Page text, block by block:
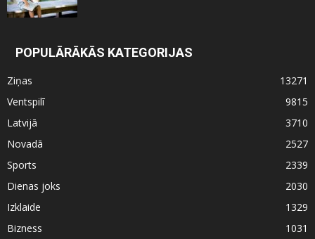
POPULĀRĀKĀS KATEGORIJAS
Ziņas
13271
Ventspilī
9815
Latvijā
3710
Novadā
2527
Sports
2339
Dienas joks
2030
Izklaide
1329
Bizness
1031